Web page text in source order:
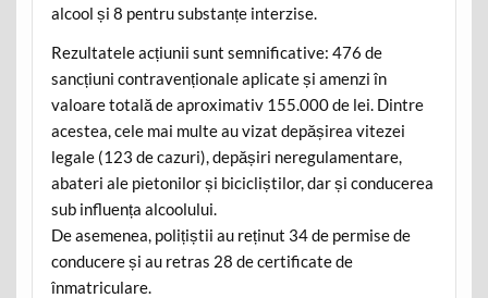
alcool și 8 pentru substanțe interzise.
Rezultatele acțiunii sunt semnificative: 476 de
sancțiuni contravenționale aplicate și amenzi în
valoare totală de aproximativ 155.000 de lei. Dintre
acestea, cele mai multe au vizat depășirea vitezei
legale (123 de cazuri), depășiri neregulamentare,
abateri ale pietonilor și bicicliștilor, dar și conducerea
sub influența alcoolului.
De asemenea, polițiștii au reținut 34 de permise de
conducere și au retras 28 de certificate de
înmatriculare.